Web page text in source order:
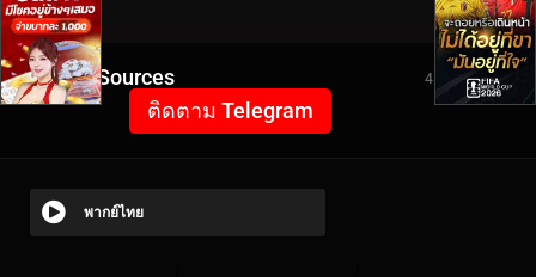
Video Sources 4177 Views
ติดตาม Telegram
พากย์ไทย